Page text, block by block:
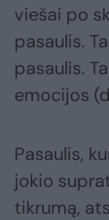
viešai po
pasaulis.
pasaulis.
emocijos
Pasaulis,
jokio
tikrumą,